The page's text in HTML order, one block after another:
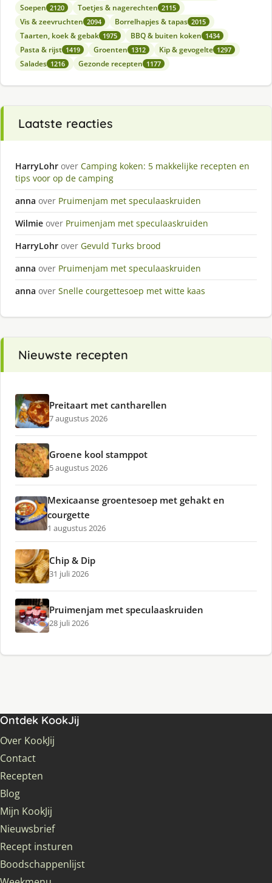
Soepen 2120 Toetjes & nagerechten 2115
Vis & zeevruchten 2094 Borrelhapjes & tapas 2015
Taarten, koek & gebak 1975 BBQ & buiten koken 1434
Pasta & rijst 1419 Groenten 1312 Kip & gevogelte 1297
Salades 1216 Gezonde recepten 1177
Laatste reacties
HarryLohr over Camping koken: 5 makkelijke recepten en
tips voor op de camping
anna over Pruimenjam met speculaaskruiden
Wilmie over Pruimenjam met speculaaskruiden
HarryLohr over Gevuld Turks brood
anna over Pruimenjam met speculaaskruiden
anna over Snelle courgettesoep met witte kaas
Nieuwste recepten
Preitaart met cantharellen
7 augustus 2026
Groene kool stamppot
5 augustus 2026
Mexicaanse groentesoep met gehakt en
courgette
1 augustus 2026
Chip & Dip
31 juli 2026
Pruimenjam met speculaaskruiden
28 juli 2026
Ontdek KookJij
Over KookJij
Contact
Recepten
Blog
Mijn KookJij
Nieuwsbrief
Recept insturen
Boodschappenlijst